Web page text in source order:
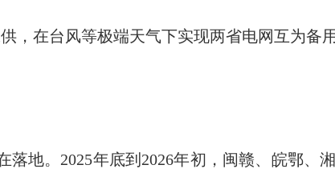
，在台风等极端天气下实现两省电网互为备
地。2025年底到2026年初，闽赣、皖鄂、